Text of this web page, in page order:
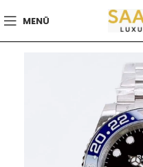
MENÜ